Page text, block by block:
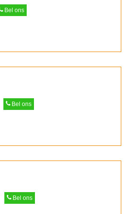
Bel ons
Bel ons
Bel ons